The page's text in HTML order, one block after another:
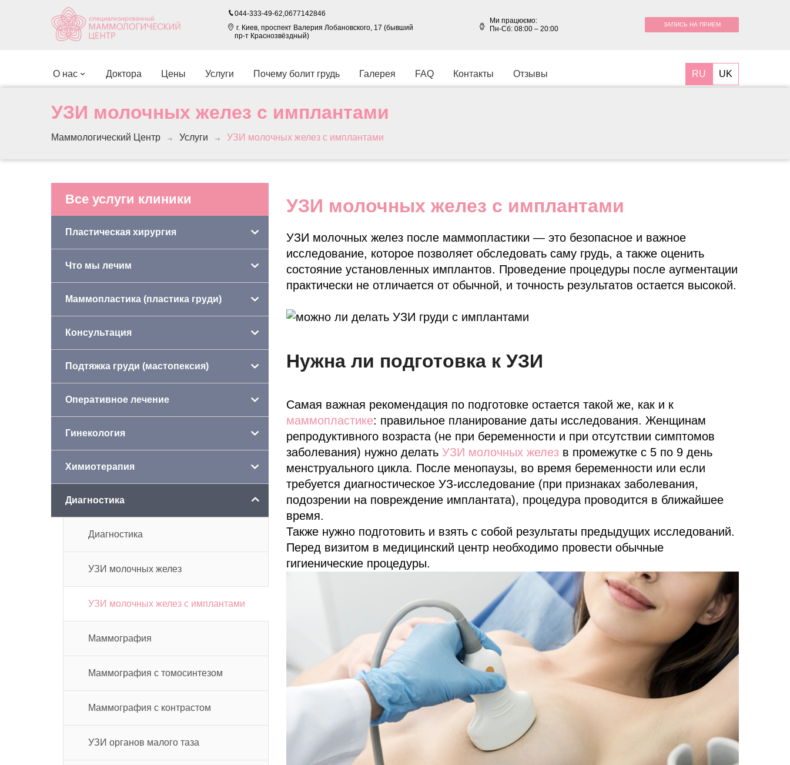
044-333-49-62,0677142846
г. Киев, проспект Валерия Лобановского, 17 (бывший
пр-т Краснозвёздный)
Ми працюємо:
Пн-Сб: 08:00 – 20:00
ЗАПИСЬ НА ПРИЕМ
O нас Доктора Цены Услуги Почему болит грудь Галерея FAQ Контакты Отзывы RU UK
УЗИ молочных желез с имплантами
Маммологический Центр Услуги УЗИ молочных желез с имплантами
Все услуги клиники
Пластическая хирургия
Что мы лечим
Маммопластика (пластика груди)
Консультация
Подтяжка груди (мастопексия)
Оперативное лечение
Гинекология
Химиотерапия
Диагностика
Диагностика
УЗИ молочных желез
УЗИ молочных желез с имплантами
Маммография
Маммография с томосинтезом
Маммография с контрастом
УЗИ органов малого таза
УЗИ молочных желез с имплантами
УЗИ молочных желез после маммопластики — это безопасное и важное
исследование, которое позволяет обследовать саму грудь, а также оценить
состояние установленных имплантов. Проведение процедуры после аугментации
практически не отличается от обычной, и точность результатов остается высокой.
Нужна ли подготовка к УЗИ
Самая важная рекомендация по подготовке остается такой же, как и к
маммопластике: правильное планирование даты исследования. Женщинам
репродуктивного возраста (не при беременности и при отсутствии симптомов
заболевания) нужно делать УЗИ молочных желез в промежутке с 5 по 9 день
менструального цикла. После менопаузы, во время беременности или если
требуется диагностическое УЗ-исследование (при признаках заболевания,
подозрении на повреждение имплантата), процедура проводится в ближайшее
время.
Также нужно подготовить и взять с собой результаты предыдущих исследований.
Перед визитом в медицинский центр необходимо провести обычные
гигиенические процедуры.